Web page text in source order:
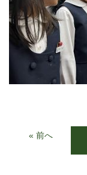
« 前へ